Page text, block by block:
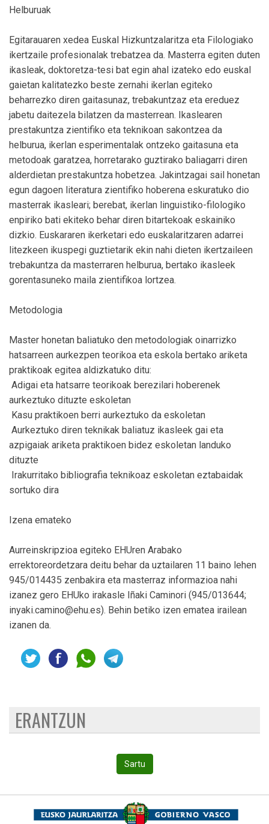
Helburuak
Egitarauaren xedea Euskal Hizkuntzalaritza eta Filologiako
ikertzaile profesionalak trebatzea da. Masterra egiten duten
ikasleak, doktoretza-tesi bat egin ahal izateko edo euskal
gaietan kalitatezko beste zernahi ikerlan egiteko
beharrezko diren gaitasunaz, trebakuntzaz eta ereduez
jabetu daitezela bilatzen da masterrean. Ikaslearen
prestakuntza zientifiko eta teknikoan sakontzea da
helburua, ikerlan esperimentalak ontzeko gaitasuna eta
metodoak garatzea, horretarako guztirako baliagarri diren
alderdietan prestakuntza hobetzea. Jakintzagai sail honetan
egun dagoen literatura zientifiko hoberena eskuratuko dio
masterrak ikasleari; berebat, ikerlan linguistiko-filologiko
enpiriko bati ekiteko behar diren bitartekoak eskainiko
dizkio. Euskararen ikerketari edo euskalaritzaren adarrei
litezkeen ikuspegi guztietarik ekin nahi dieten ikertzaileen
trebakuntza da masterraren helburua, bertako ikasleek
gorentasuneko maila zientifikoa lortzea.
Metodologia
Master honetan baliatuko den metodologiak oinarrizko
hatsarreen aurkezpen teorikoa eta eskola bertako ariketa
praktikoak egitea aldizkatuko ditu:
 Adigai eta hatsarre teorikoak berezilari hoberenek
aurkeztuko dituzte eskoletan
 Kasu praktikoen berri aurkeztuko da eskoletan
 Aurkeztuko diren teknikak baliatuz ikasleek gai eta
azpigaiak ariketa praktikoen bidez eskoletan landuko
dituzte
 Irakurritako bibliografia teknikoaz eskoletan eztabaidak
sortuko dira
Izena emateko
Aurreinskripzioa egiteko EHUren Arabako
errektoreordetzara deitu behar da uztailaren 11 baino lehen
945/014435 zenbakira eta masterraz informazioa nahi
izanez gero EHUko irakasle Iñaki Caminori (945/013644;
inyaki.camino@ehu.es). Behin betiko izen ematea irailean
izanen da.
ERANTZUN
Sartu